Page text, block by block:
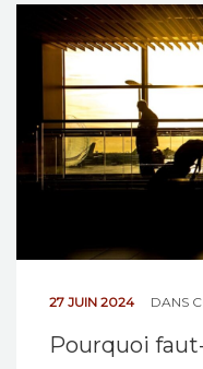
27 JUIN 2024 DANS
Pourquoi